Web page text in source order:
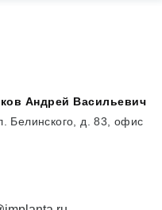
Андрей Васильевич
Белинского, д. 83, офис